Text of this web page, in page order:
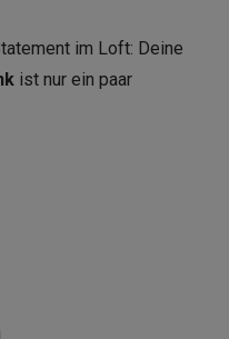
im Loft: Deine
ist nur ein paar